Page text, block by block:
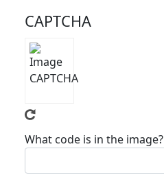
CAPTCHA
What code is in the image?